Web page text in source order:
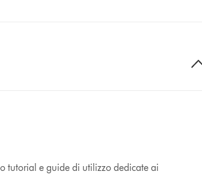
tutorial e guide di utilizzo dedicate ai